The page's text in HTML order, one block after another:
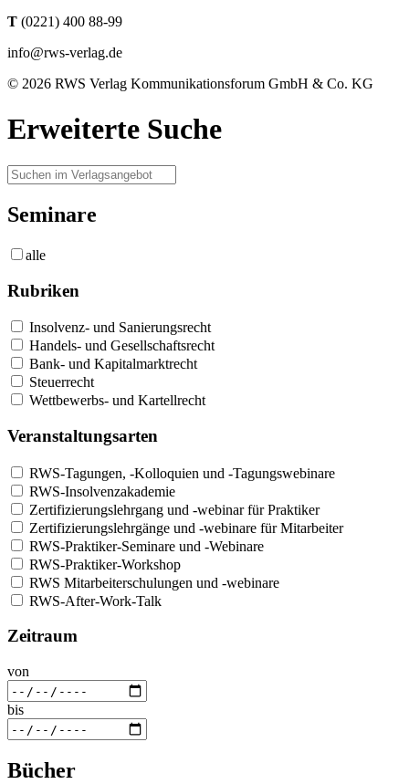
T (0221) 400 88-99
info@rws-verlag.de
© 2026 RWS Verlag Kommunikationsforum GmbH & Co. KG
Erweiterte Suche
Seminare
alle
Rubriken
Insolvenz- und Sanierungsrecht
Handels- und Gesellschaftsrecht
Bank- und Kapitalmarktrecht
Steuerrecht
Wettbewerbs- und Kartellrecht
Veranstaltungsarten
RWS-Tagungen, -Kolloquien und -Tagungswebinare
RWS-Insolvenzakademie
Zertifizierungslehrgang und -webinar für Praktiker
Zertifizierungslehrgänge und -webinare für Mitarbeiter
RWS-Praktiker-Seminare und -Webinare
RWS-Praktiker-Workshop
RWS Mitarbeiterschulungen und -webinare
RWS-After-Work-Talk
Zeitraum
von
bis
Bücher